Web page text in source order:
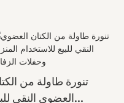
تنورة طاولة من
العضوي النقي